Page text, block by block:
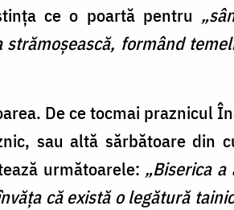
ce o poartă pentru
formând
De ce tocmai praznicul
sau altă sărbătoare din
următoarele: „Biserica
că există o legătură